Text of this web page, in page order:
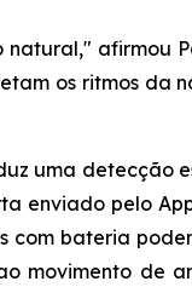
afirmou
os ritmos da
uma detecção
enviado pelo
com bateria
movimento de